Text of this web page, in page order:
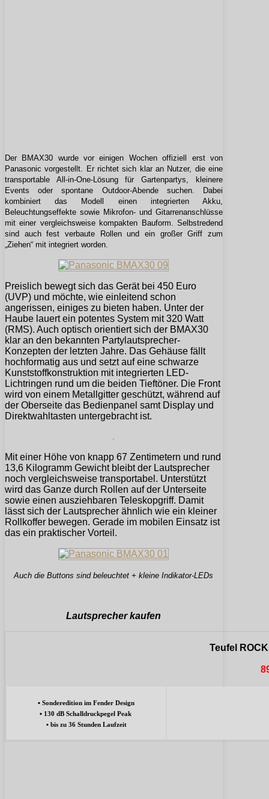
Der BMAX30 wurde vor einigen Wochen offiziell erst von
Panasonic vorgestellt. Er richtet sich klar an Nutzer, die eine
transportable All-in-One-Lösung für Gartenpartys, kleinere
Events oder spontane Outdoor-Abende suchen. Dabei
kombiniert das Modell einen integrierten Akku,
Beleuchtungseffekte sowie Mikrofon- und Gitarrenanschlüsse
mit einer vergleichsweise kompakten Bauform. Selbstredend
sind auch fest verbaute Rollen und ein großer Griff zum
„Ziehen“ mit integriert worden.
Preislich bewegt sich das Gerät bei 450 Euro
(UVP) und möchte, wie einleitend schon
angerissen, einiges zu bieten haben. Unter der
Haube lauert ein potentes System mit 320 Watt
(RMS). Auch optisch orientiert sich der BMAX30
klar an den bekannten Partylautsprecher-
Konzepten der letzten Jahre. Das Gehäuse fällt
hochformatig aus und setzt auf eine schwarze
Kunststoffkonstruktion mit integrierten LED-
Lichtringen rund um die beiden Tieftöner. Die Front
wird von einem Metallgitter geschützt, während auf
der Oberseite das Bedienpanel samt Display und
Direktwahltasten untergebracht ist.
Mit einer Höhe von knapp 67 Zentimetern und rund
13,6 Kilogramm Gewicht bleibt der Lautsprecher
noch vergleichsweise transportabel. Unterstützt
wird das Ganze durch Rollen auf der Unterseite
sowie einen ausziehbaren Teleskopgriff. Damit
lässt sich der Lautsprecher ähnlich wie ein kleiner
Rollkoffer bewegen. Gerade im mobilen Einsatz ist
das ein praktischer Vorteil.
Auch die Buttons sind beleuchtet + kleine Indikator-LEDs
Lautsprecher kaufen
Teufel
▪ Sonderedition im Fender Design
▪ 130 dB Schalldruckpegel Peak
▪ bis zu 36 Stunden Laufzeit